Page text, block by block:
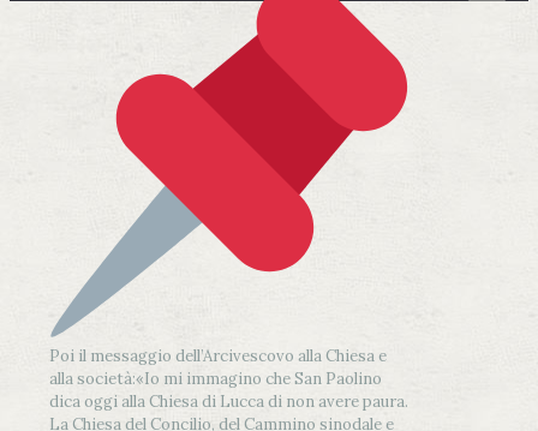
Poi il messaggio dell’Arcivescovo alla Chiesa e
alla società:«Io mi immagino che San Paolino
dica oggi alla Chiesa di Lucca di non avere paura.
La Chiesa del Concilio, del Cammino sinodale e